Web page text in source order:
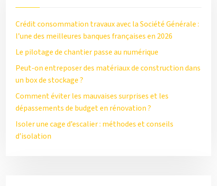
Crédit consommation travaux avec la Société Générale :
l’une des meilleures banques françaises en 2026
Le pilotage de chantier passe au numérique
Peut-on entreposer des matériaux de construction dans
un box de stockage ?
Comment éviter les mauvaises surprises et les
dépassements de budget en rénovation ?
Isoler une cage d’escalier : méthodes et conseils
d’isolation